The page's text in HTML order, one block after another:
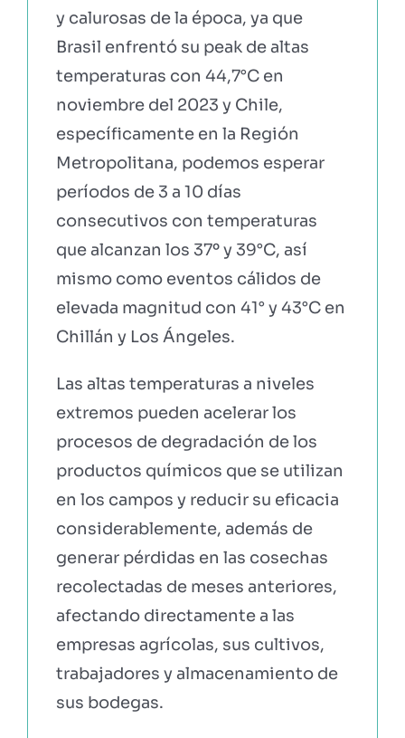
y calurosas de la época, ya que
Brasil enfrentó su peak de altas
temperaturas con 44,7°C en
noviembre del 2023 y Chile,
específicamente en la Región
Metropolitana, podemos esperar
períodos de 3 a 10 días
consecutivos con temperaturas
que alcanzan los 37º y 39°C, así
mismo como eventos cálidos de
elevada magnitud con 41° y 43°C en
Chillán y Los Ángeles.
Las altas temperaturas a niveles
extremos pueden acelerar los
procesos de degradación de los
productos químicos que se utilizan
en los campos y reducir su eficacia
considerablemente, además de
generar pérdidas en las cosechas
recolectadas de meses anteriores,
afectando directamente a las
empresas agrícolas, sus cultivos,
trabajadores y almacenamiento de
sus bodegas.